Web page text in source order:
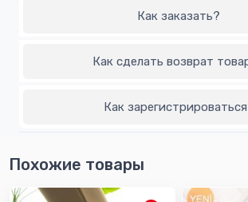
Как заказать?
Как сделать возврат
Как
Похожие товары